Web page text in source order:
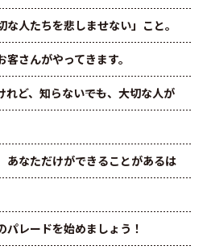
人たちを悲しませない」こと。
さんがやってきます。
ど、知らない――でも、大切な人が
あなただけができることがあるは
レードを始めましょう！